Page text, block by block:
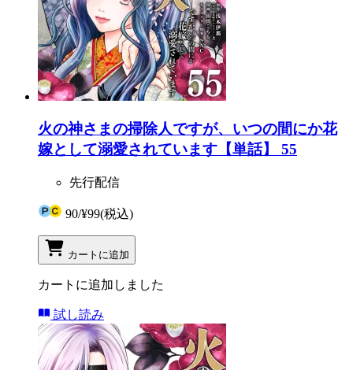
火の神さまの掃除人ですが、いつの間にか花
嫁として溺愛されています【単話】 55
先行配信
90/¥99(税込)
カートに追加
カートに追加しました
試し読み